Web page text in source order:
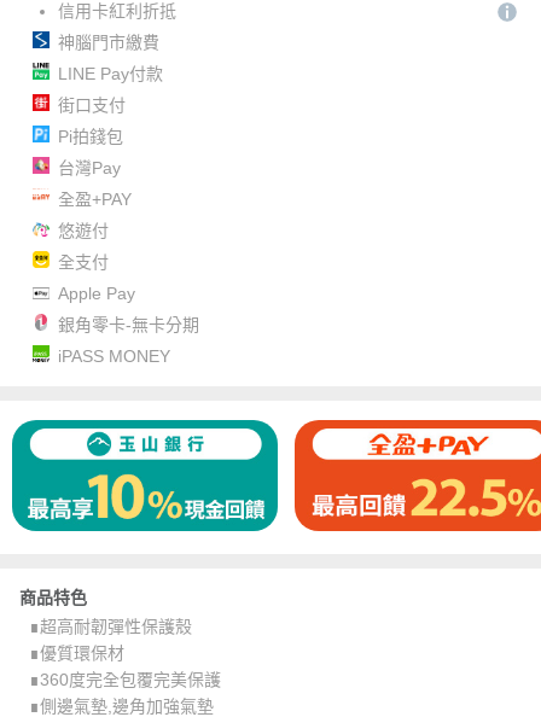
信用卡紅利折抵
神腦門市繳費
LINE Pay付款
街口支付
Pi拍錢包
台灣Pay
全盈+PAY
悠遊付
全支付
Apple Pay
銀角零卡-無卡分期
iPASS MONEY
商品特色
∎超高耐韌彈性保護殼
∎優質環保材
∎360度完全包覆完美保護
∎側邊氣墊,邊角加強氣墊